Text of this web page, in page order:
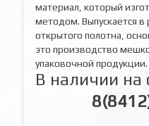
материал, который
методом. Выпускается в
открытого полотна,
это производство
упаковочной продукции.
В наличии на